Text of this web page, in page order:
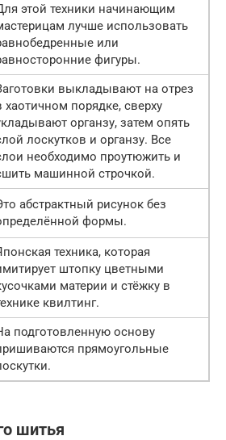
этой техники начинающим
лучше использовать
или
фигуры.
выкладывают на отрез
хаотичном порядке, сверху
органзу, затем опять
лоскутков и органзу. Все
необходимо проутюжить и
машинной строчкой.
абстрактный рисунок без
формы.
техника, которая
штопку цветными
материи и стёжку в
квилтинг.
подготовленную основу
прямоугольные
шитья